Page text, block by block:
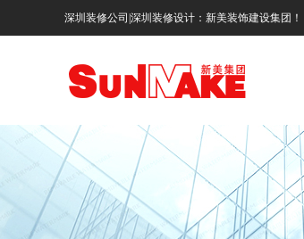
深圳装修公司|深圳装修设计：新美装饰建设集团！